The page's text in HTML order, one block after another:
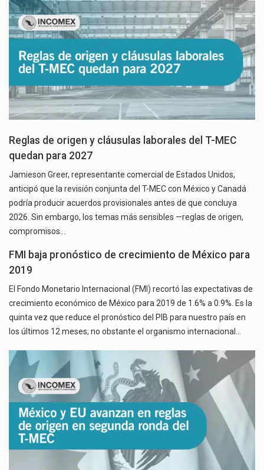
Reglas de origen y cláusulas laborales del T-MEC
quedan para 2027
Jamieson Greer, representante comercial de Estados Unidos,
anticipó que la revisión conjunta del T-MEC con México y Canadá
podría producir acuerdos provisionales antes de que concluya
2026. Sin embargo, los temas más sensibles —reglas de origen,
compromisos…
FMI baja pronóstico de crecimiento de México para
2019
El Fondo Monetario Internacional (FMI) recortó las expectativas de
crecimiento económico de México para 2019 de 1.6% a 0.9%. Es la
quinta vez que reduce el pronóstico del PIB para nuestro país en
los últimos 12 meses; no obstante el organismo internacional…